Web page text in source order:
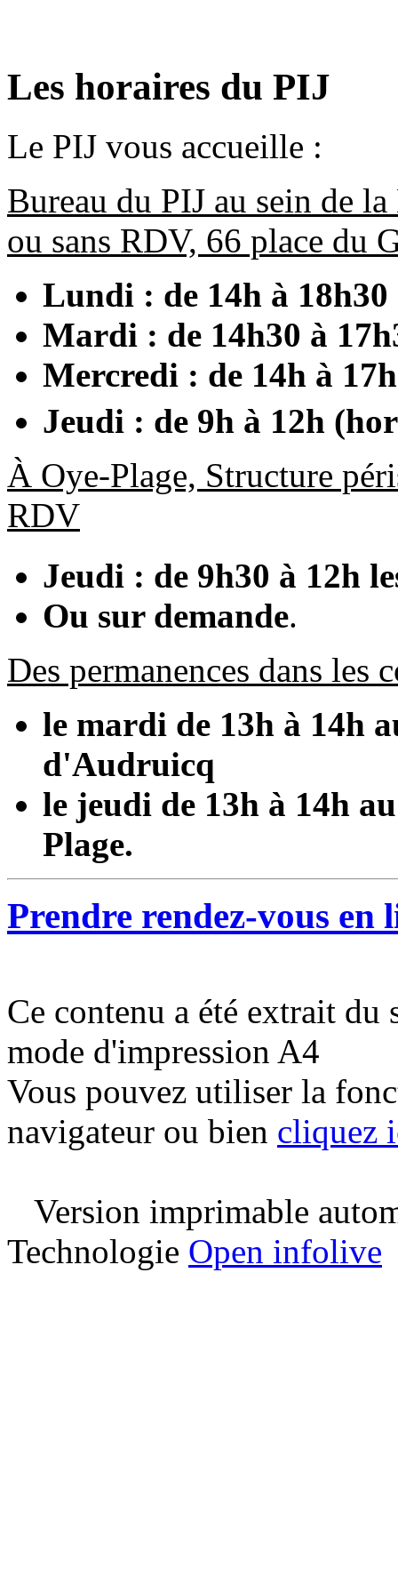
Les horaires du PIJ
Le PIJ vous accueille :
Bureau du PIJ au sein de
ou sans RDV, 66 place du
Lundi : de 14h à 18h30
Mardi : de 14h30 à
Mercredi : de 14h à
Jeudi : de 9h à 12h
À Oye-Plage, Structure
RDV
Jeudi : de 9h30 à 12h
Ou sur demande.
Des permanences dans les
le mardi de 13h à 14h
d'Audruicq
le jeudi de 13h à 14h
Plage.
Prendre rendez-vous en
Ce contenu a été extrait
mode d'impression A4
Vous pouvez utiliser la
navigateur ou bien cliquez
Version imprimable
Technologie Open infolive